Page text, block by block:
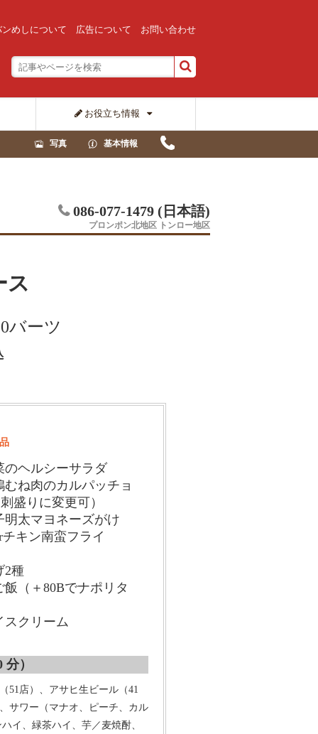
ンめしについて 広告について お問い合わせ
お役立ち情報
基本情報
写真
086-077-1479 (日本語)
プロンポン北地区 トンロー地区
ス
バーツ
のヘルシーサラダ
ね肉のカルパッチョ
盛りに変更可）
明太マヨネーズがけ
キン南蛮フライ
2種
（＋80Bでナポリタ
スクリーム
）
51店）、アサヒ生ビール（41
サワー（マナオ、ピーチ、カル
イ、緑茶ハイ、芋／麦焼酎、